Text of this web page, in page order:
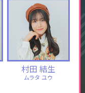
村田 結生
ムラタ ユウ